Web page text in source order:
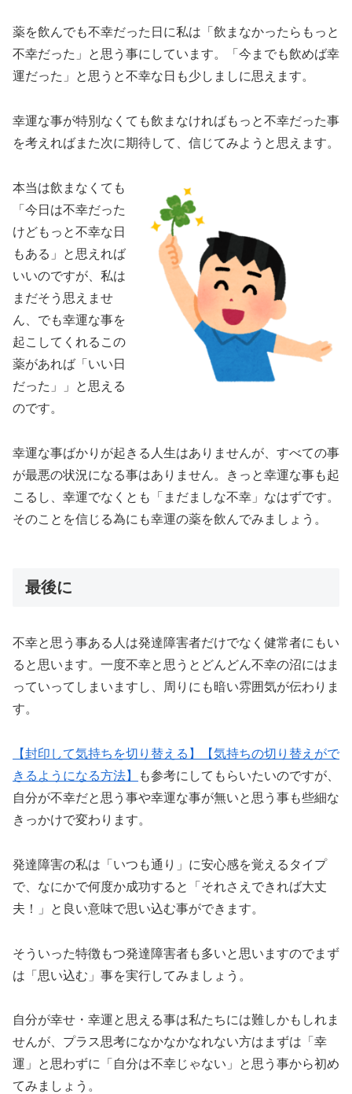
薬を飲んでも不幸だった日に私は「飲まなかったらもっと
不幸だった」と思う事にしています。「今までも飲めば幸
運だった」と思うと不幸な日も少しましに思えます。
幸運な事が特別なくても飲まなければもっと不幸だった事
を考えればまた次に期待して、信じてみようと思えます。
本当は飲まなくても
「今日は不幸だった
けどもっと不幸な日
もある」と思えれば
いいのですが、私は
まだそう思えませ
ん、でも幸運な事を
起こしてくれるこの
薬があれば 「いい日
だった」」と思える
のです。
幸運な事ばかりが起きる人生はありませんが、すべての事
が最悪の状況になる事はありません。きっと幸運な事も起
こるし、幸運でなくとも「まだましな不幸」なはずです。
そのことを信じる為にも幸運の薬を飲んでみましょう。
最後に
不幸と思う事ある人は発達障害者だけでなく健常者にもい
ると思います。一度不幸と思うとどんどん不幸の沼にはま
っていってしまいますし、周りにも暗い雰囲気が伝わりま
す。
【封印して気持ちを切り替える】
【気持ちの切り替えがで
きるようになる方法】
も参考にしてもらいたいのですが、
自分が不幸だと思う事や幸運な事が無いと思う事も些細な
きっかけで変わります。
発達障害の私は「いつも通り」に安心感を覚えるタイプ
で、なにかで何度か成功すると「それさえできれば大丈
夫！」と良い意味で思い込む事ができます。
そういった特徴もつ発達障害者も多いと思いますのでまず
は 「思い込む」事を実行してみましょう。
自分が幸せ・幸運と思える事は私たちには難しかもしれま
せんが、プラス思考になかなかなれない方はまずは「幸
運」と思わずに 「自分は不幸じゃない」と思う 事から初め
てみましょう。